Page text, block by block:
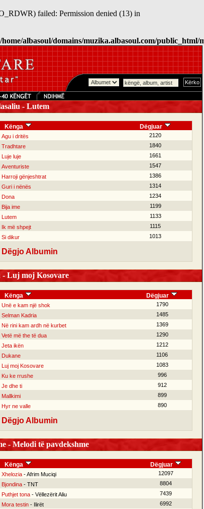
failed: Permission denied (13) in
/home/albasoul/domains/muzika.albasoul.com/public_html/
- Lutem
Dëgjuar
Agu i dritës
2120
Tradhtare
1840
Luje luje
1661
Aventuriste
1547
Harroji gënjeshtrat
1386
Guri i nënës
1314
Dona
1234
Bija ime
1199
Lutem
1133
Ik më shpejt
1115
Si dikur 1013
Dëgjo Albumin
- Luj moj Kosovare
Dëgjuar
Unë e kam një shok
1790
Selman Kadria
1485
Në rini kam ardh në kurbet
1369
Vetë më the të dua
1290
Jeta ikën
1212
Dukane
1106
Luj moj Kosovare
1083
Ku ke rrushe
996
Je dhe ti
912
Mallkimi
899
Hyr ne valle 890
Dëgjo Albumin
- Melodi të pavdekshme
Dëgjuar
Xhelozia- Afrim Muciqi
12097
Bjondina- TNT
8804
Puthjet tona- Vëllezërit Aliu
7439
Mora testin- Ilirët
6992